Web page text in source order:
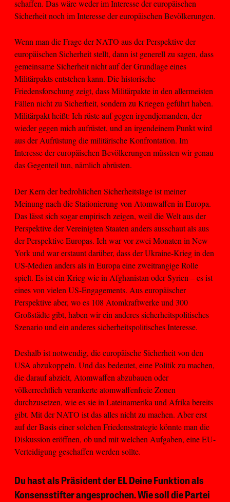
schaffen. Das wäre weder im Interesse der europäischen
Sicherheit noch im Interesse der europäischen Bevölkerungen.
Wenn man die Frage der NATO aus der Perspektive der
europäischen Sicherheit stellt, dann ist generell zu sagen, dass
gemeinsame Sicherheit nicht auf der Grundlage eines
Militärpakts entstehen kann. Die historische
Friedensforschung zeigt, dass Militärpakte in den allermeisten
Fällen nicht zu Sicherheit, sondern zu Kriegen geführt haben.
Militärpakt heißt: Ich rüste auf gegen irgendjemanden, der
wieder gegen mich aufrüstet, und an irgendeinem Punkt wird
aus der Aufrüstung die militärische Konfrontation. Im
Interesse der europäischen Bevölkerungen müssten wir genau
das Gegenteil tun, nämlich abrüsten.
Der Kern der bedrohlichen Sicherheitslage ist meiner
Meinung nach die Stationierung von Atomwaffen in Europa.
Das lässt sich sogar empirisch zeigen, weil die Welt aus der
Perspektive der Vereinigten Staaten anders ausschaut als aus
der Perspektive Europas. Ich war vor zwei Monaten in New
York und war erstaunt darüber, dass der Ukraine-Krieg in den
US-Medien anders als in Europa eine zweitrangige Rolle
spielt. Es ist ein Krieg wie in Afghanistan oder Syrien – es ist
eines von vielen US-Engagements. Aus europäischer
Perspektive aber, wo es 108 Atomkraftwerke und 300
Großstädte gibt, haben wir ein anderes sicherheitspolitisches
Szenario und ein anderes sicherheitspolitisches Interesse.
Deshalb ist notwendig, die europäische Sicherheit von den
USA abzukoppeln. Und das bedeutet, eine Politik zu machen,
die darauf abzielt, Atomwaffen abzubauen oder
völkerrechtlich verankerte atomwaffenfreie Zonen
durchzusetzen, wie es sie in Lateinamerika und Afrika bereits
gibt. Mit der NATO ist das alles nicht zu machen. Aber erst
auf der Basis einer solchen Friedensstrategie könnte man die
Diskussion eröffnen, ob und mit welchen Aufgaben, eine EU-
Verteidigung geschaffen werden sollte.
Du hast als Präsident der EL Deine Funktion als
Konsensstifter angesprochen. Wie soll die Partei